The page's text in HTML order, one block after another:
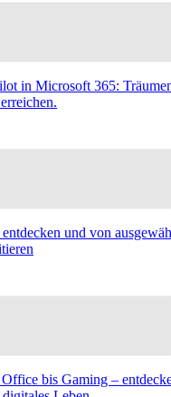
in Microsoft 365:
und von
bis Gaming –